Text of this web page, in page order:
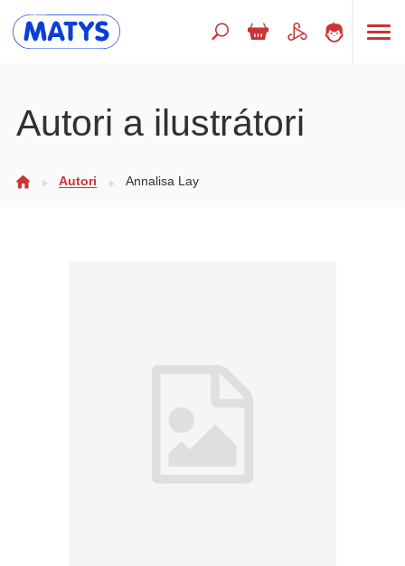
Doplnkový sortiment
Všetky kategórie
Autori a ilustrátori
Autori Annalisa Lay